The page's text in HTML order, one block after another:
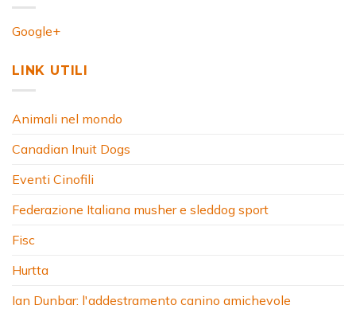
Google+
LINK UTILI
Animali nel mondo
Canadian Inuit Dogs
Eventi Cinofili
Federazione Italiana musher e sleddog sport
Fisc
Hurtta
Ian Dunbar: l'addestramento canino amichevole